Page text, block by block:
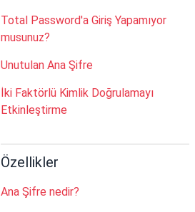
Total Password'a Giriş Yapamıyor
musunuz?
Unutulan Ana Şifre
İki Faktörlü Kimlik Doğrulamayı
Etkinleştirme
Özellikler
Ana Şifre nedir?